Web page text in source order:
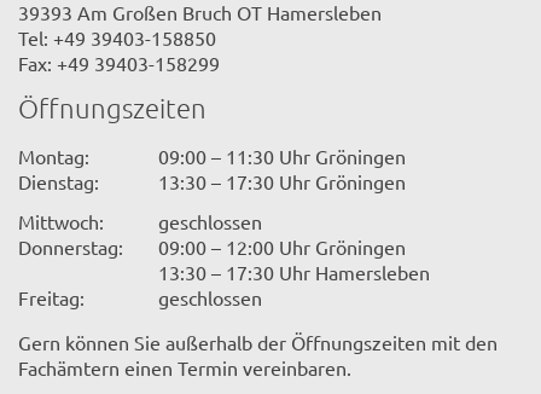
39393 Am Großen Bruch OT Hamersleben
Tel: +49 39403-158850
Fax: +49 39403-158299
Öffnungszeiten
Montag:
09:00 – 11:30 Uhr Gröningen
Dienstag:
13:30 – 17:30 Uhr Gröningen
Mittwoch:
geschlossen
Donnerstag:
09:00 – 12:00 Uhr Gröningen
13:30 – 17:30 Uhr Hamersleben
Freitag:
geschlossen
Gern können Sie außerhalb der Öffnungszeiten mit den
Fachämtern einen Termin vereinbaren.